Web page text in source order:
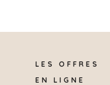
LES OFFRES
EN LIGNE